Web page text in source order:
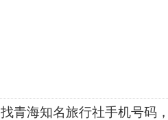
找青海知名旅行社手机号码